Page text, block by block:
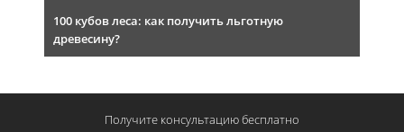
100 кубов леса: как получить льготную
древесину?
Получите консультациюбесплатно